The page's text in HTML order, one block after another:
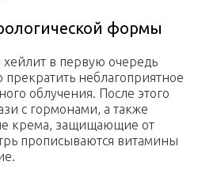
формы
в первую очередь
неблагоприятное
облучения. После этого
с гормонами, а также
крема, защищающие от
прописываются витамины